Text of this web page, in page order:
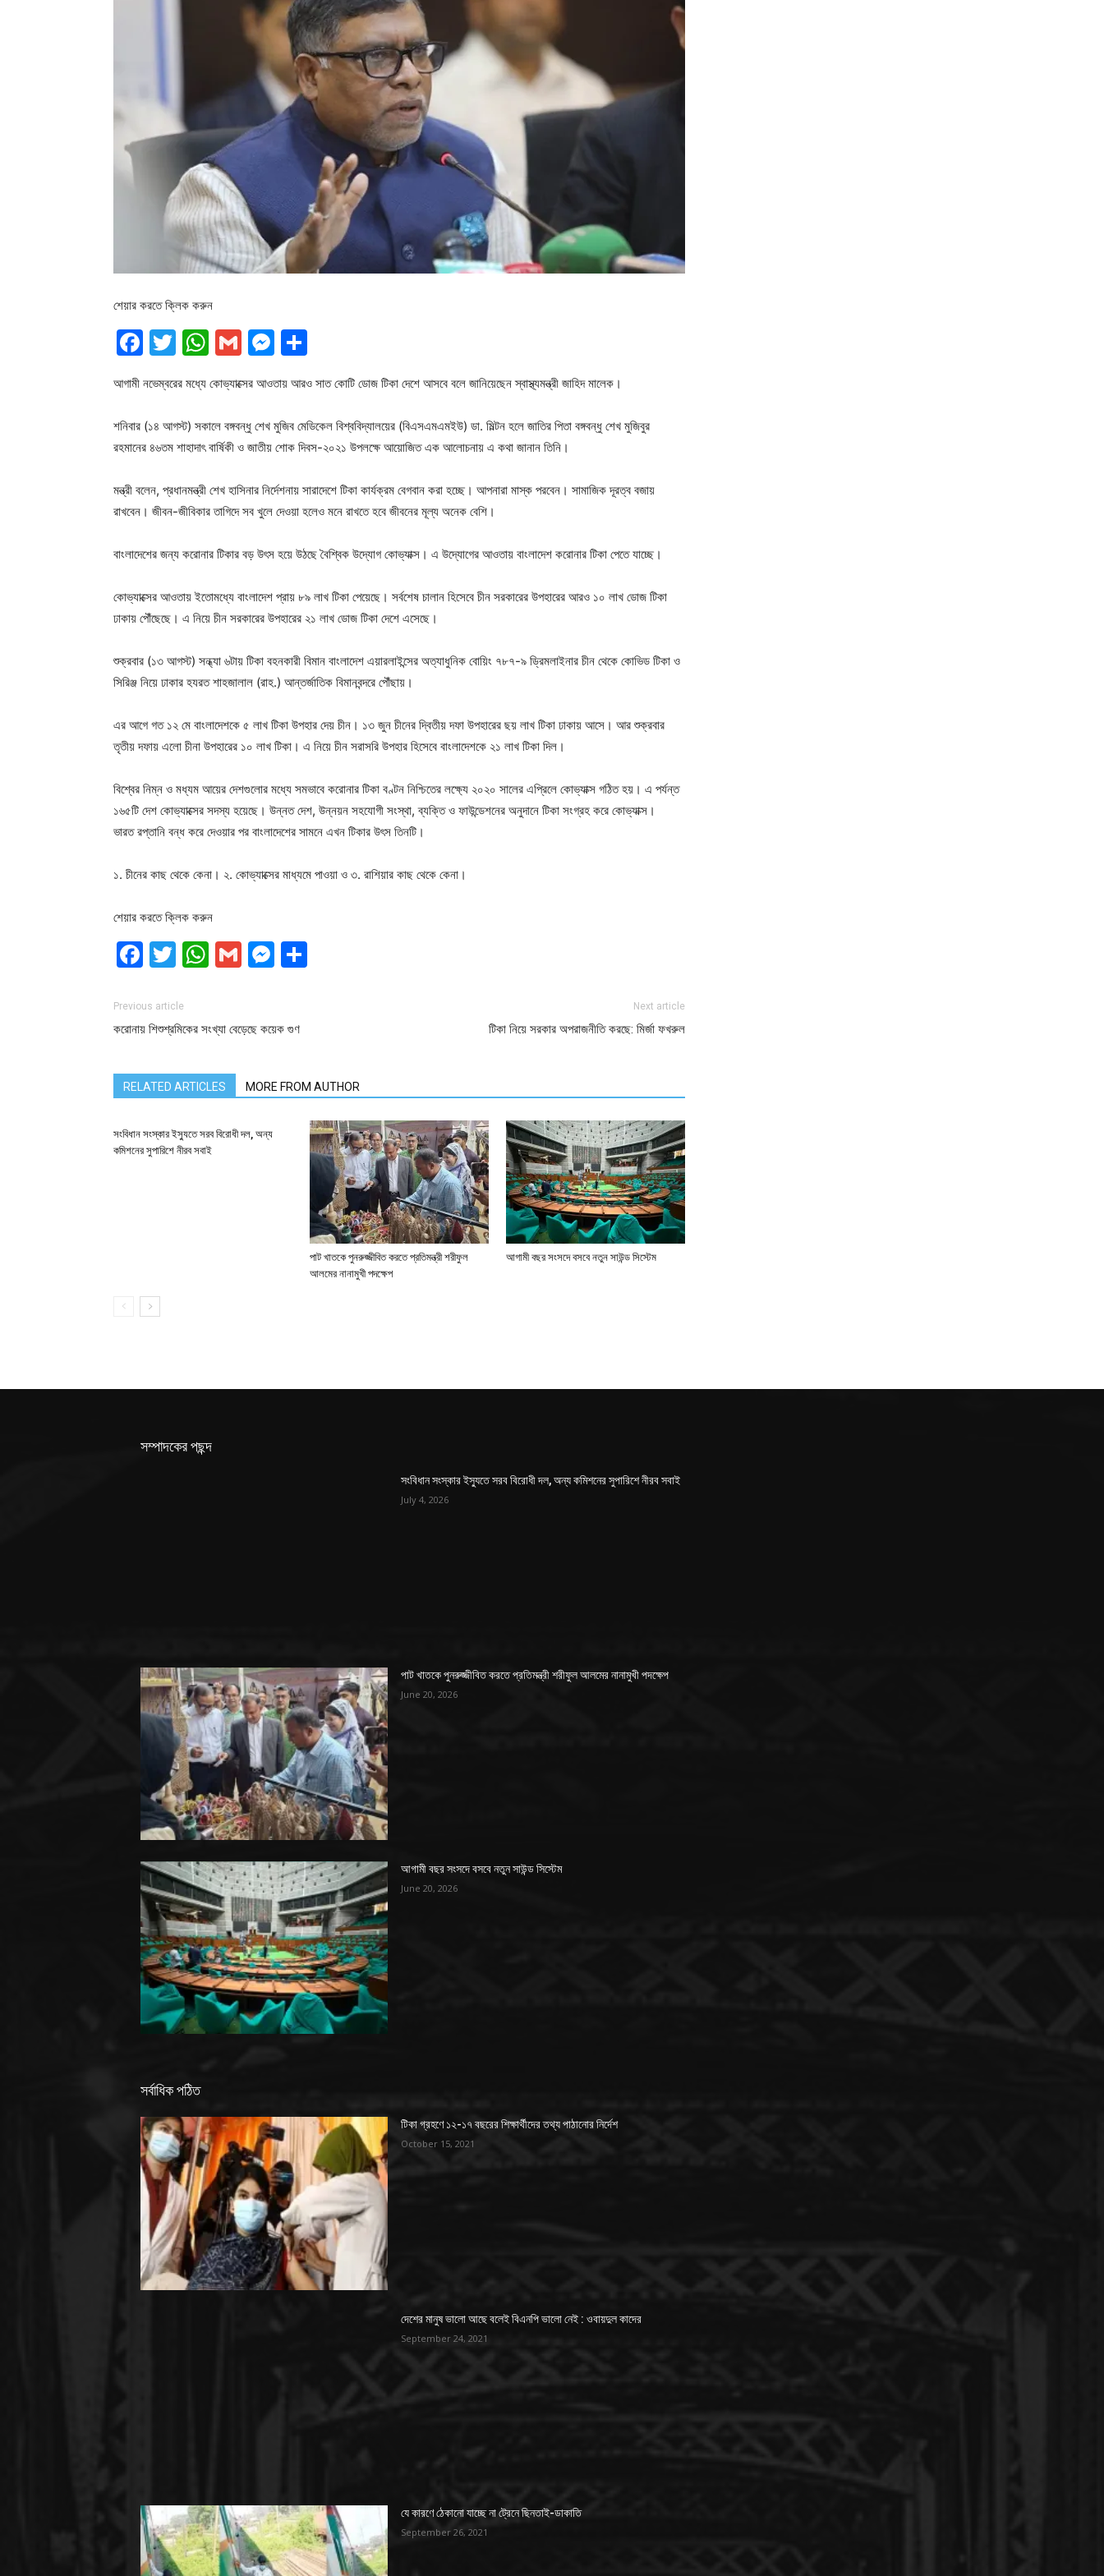
শেয়ার করতে ক্লিক করুন
Facebook
Twitter
WhatsApp
GmailMessenger
আগামী নভেম্বরের মধ্যে কোভ্যাক্সের আওতায় আরও সাত কোটি ডোজ টিকা দেশে আসবে বলে জানিয়েছেন স্বাস্থ্যমন্ত্রী জাহিদ মালেক।
শনিবার (১৪ আগস্ট) সকালে বঙ্গবন্ধু শেখ মুজিব মেডিকেল বিশ্ববিদ্যালয়ের (বিএসএমএমইউ) ডা. মিল্টন হলে জাতির পিতা বঙ্গবন্ধু শেখ মুজিবুর
রহমানের ৪৬তম শাহাদাৎ বার্ষিকী ও জাতীয় শোক দিবস-২০২১ উপলক্ষে আয়োজিত এক আলোচনায় এ কথা জানান তিনি।
মন্ত্রী বলেন, প্রধানমন্ত্রী শেখ হাসিনার নির্দেশনায় সারাদেশে টিকা কার্যক্রম বেগবান করা হচ্ছে। আপনারা মাস্ক পরবেন। সামাজিক দূরত্ব বজায়
রাখবেন। জীবন-জীবিকার তাগিদে সব খুলে দেওয়া হলেও মনে রাখতে হবে জীবনের মূল্য অনেক বেশি।
বাংলাদেশের জন্য করোনার টিকার বড় উৎস হয়ে উঠছে বৈশ্বিক উদ্যোগ কোভ্যাক্স। এ উদ্যোগের আওতায় বাংলাদেশ করোনার টিকা পেতে যাচ্ছে।
কোভ্যাক্সের আওতায় ইতোমধ্যে বাংলাদেশ প্রায় ৮৯ লাখ টিকা পেয়েছে। সর্বশেষ চালান হিসেবে চীন সরকারের উপহারের আরও ১০ লাখ ডোজ টিকা
ঢাকায় পৌঁছেছে। এ নিয়ে চীন সরকারের উপহারের ২১ লাখ ডোজ টিকা দেশে এসেছে।
শুক্রবার (১৩ আগস্ট) সন্ধ্যা ৬টায় টিকা বহনকারী বিমান বাংলাদেশ এয়ারলাইন্সের অত্যাধুনিক বোয়িং ৭৮৭-৯ ড্রিমলাইনার চীন থেকে কোভিড টিকা ও
সিরিঞ্জ নিয়ে ঢাকার হযরত শাহজালাল (রাহ.) আন্তর্জাতিক বিমানবন্দরে পৌঁছায়।
এর আগে গত ১২ মে বাংলাদেশকে ৫ লাখ টিকা উপহার দেয় চীন। ১৩ জুন চীনের দ্বিতীয় দফা উপহারের ছয় লাখ টিকা ঢাকায় আসে। আর শুক্রবার
তৃতীয় দফায় এলো চীনা উপহারের ১০ লাখ টিকা। এ নিয়ে চীন সরাসরি উপহার হিসেবে বাংলাদেশকে ২১ লাখ টিকা দিল।
বিশ্বের নিম্ন ও মধ্যম আয়ের দেশগুলোর মধ্যে সমভাবে করোনার টিকা বণ্টন নিশ্চিতের লক্ষ্যে ২০২০ সালের এপ্রিলে কোভ্যাক্স গঠিত হয়। এ পর্যন্ত
১৬৫টি দেশ কোভ্যাক্সের সদস্য হয়েছে। উন্নত দেশ, উন্নয়ন সহযোগী সংস্থা, ব্যক্তি ও ফাউন্ডেশনের অনুদানে টিকা সংগ্রহ করে কোভ্যাক্স।
ভারত রপ্তানি বন্ধ করে দেওয়ার পর বাংলাদেশের সামনে এখন টিকার উৎস তিনটি।
১. চীনের কাছ থেকে কেনা। ২. কোভ্যাক্সের মাধ্যমে পাওয়া ও ৩. রাশিয়ার কাছ থেকে কেনা।
শেয়ার করতে ক্লিক করুন
Facebook
Twitter
WhatsApp
GmailMessenger
Previous article
করোনায় শিশুশ্রমিকের সংখ্যা বেড়েছে কয়েক গুণ
Next article
টিকা নিয়ে সরকার অপরাজনীতি করছে: মির্জা ফখরুল
RELATED ARTICLES MORE FROM AUTHOR
সংবিধান সংস্কার ইস্যুতে সরব বিরোধী দল, অন্য
কমিশনের সুপারিশে নীরব সবাই
পাট খাতকে পুনরুজ্জীবিত করতে প্রতিমন্ত্রী শরীফুল
আলমের নানামুখী পদক্ষেপ
আগামী বছর সংসদে বসবে নতুন সাউন্ড সিস্টেম
সম্পাদকের পছন্দ
সংবিধান সংস্কার ইস্যুতে সরব বিরোধী দল, অন্য কমিশনের সুপারিশে নীরব সবাই
July 4, 2026
পাট খাতকে পুনরুজ্জীবিত করতে প্রতিমন্ত্রী শরীফুল আলমের নানামুখী পদক্ষেপ
June 20, 2026
আগামী বছর সংসদে বসবে নতুন সাউন্ড সিস্টেম
June 20, 2026
সর্বাধিক পঠিত
টিকা গ্রহণে ১২-১৭ বছরের শিক্ষার্থীদের তথ্য পাঠানোর নির্দেশ
October 15, 2021
দেশের মানুষ ভালো আছে বলেই বিএনপি ভালো নেই : ওবায়দুল কাদের
September 24, 2021
যে কারণে ঠেকানো যাচ্ছে না ট্রেনে ছিনতাই-ডাকাতি
September 26, 2021